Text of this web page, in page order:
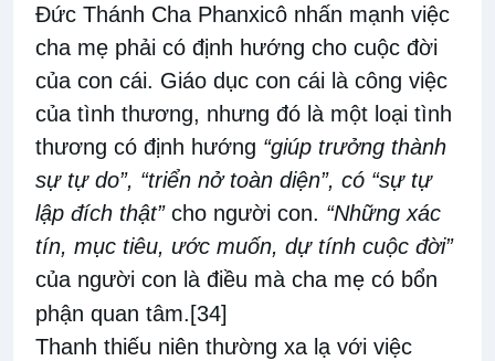
Đức Thánh Cha Phanxicô nhấn mạnh việc
cha mẹ phải có định hướng cho cuộc đời
của con cái. Giáo dục con cái là công việc
của tình thương, nhưng đó là một loại tình
thương có định hướng “giúp trưởng thành
sự tự do”, “triển nở toàn diện”, có “sự tự
lập đích thật”cho người con. “Những xác
tín, mục tiêu, ước muốn, dự tính cuộc đời”
của người con là điều mà cha mẹ có bổn
phận quan tâm. [34]
Thanh thiếu niên thường xa lạ với việc